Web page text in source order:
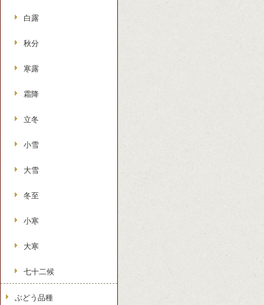
白露
秋分
寒露
霜降
立冬
小雪
大雪
冬至
小寒
大寒
七十二候
ぶどう品種